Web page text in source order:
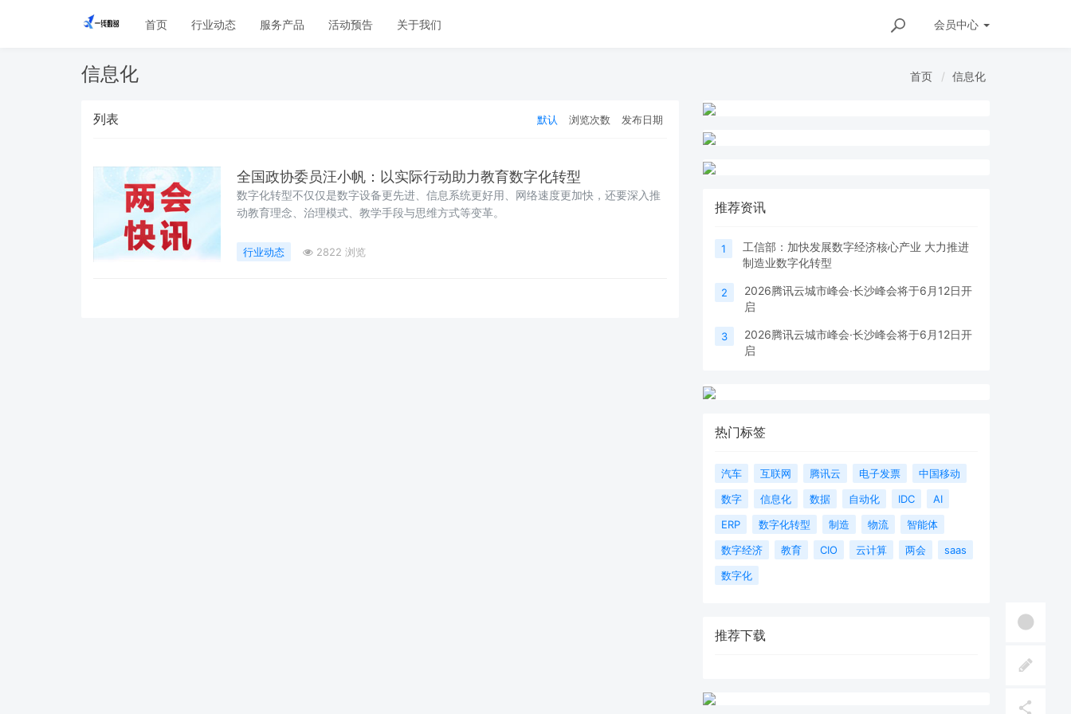
首页 行业动态 服务产品 活动预告 关于我们 会员中心
信息化 首页 信息化
列表 默认 浏览次数 发布日期
全国政协委员汪小帆：以实际行动助力教育数字化转型
数字化转型不仅仅是数字设备更先进、信息系统更好用、网络速度更加快，还要深入推
动教育理念、治理模式、教学手段与思维方式等变革。
行业动态 2822 浏览
推荐资讯
1
工信部：加快发展数字经济核心产业 大力推进
制造业数字化转型
2
2026腾讯云城市峰会·长沙峰会将于6月12日开
启
3
2026腾讯云城市峰会·长沙峰会将于6月12日开
启
热门标签
汽车 互联网 腾讯云 电子发票
中国移动
数字
信息化 数据 自动化 IDC
AI
ERP
数字化转型 制造 物流
智能体
数字经济
教育 CIO 云计算 两会
saas
数字化
推荐下载